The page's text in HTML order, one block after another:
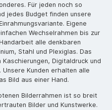
Für jeden noch so
jedes Budget finden unsere
Eigene
Wechselrahmen bis zur
alle denkbaren
Stahl und Plexiglas. Das
Digitaldruck und
Kunden erhalten alle
Bild aus einer Hand.
Bilderrahmen ist so breit
Bilder und Kunstwerke.